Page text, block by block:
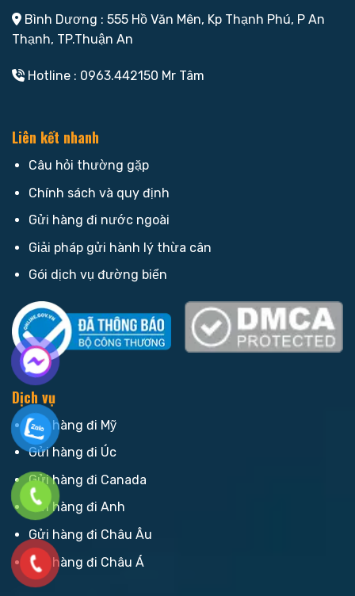
Bình Dương : 555 Hồ Văn Mên, Kp Thạnh Phú, P An
Thạnh, TP.Thuận An
Hotline : 0963.442150 Mr Tâm
Liên kết nhanh
Câu hỏi thường gặp
Chính sách và quy định
Gửi hàng đi nước ngoài
Giải pháp gửi hành lý thừa cân
Gói dịch vụ đường biển
Dịch vụ
Gửi hàng đi Mỹ
Gửi hàng đi Úc
Gửi hàng đi Canada
Gửi hàng đi Anh
Gửi hàng đi Châu Âu
Gửi hàng đi Châu Á